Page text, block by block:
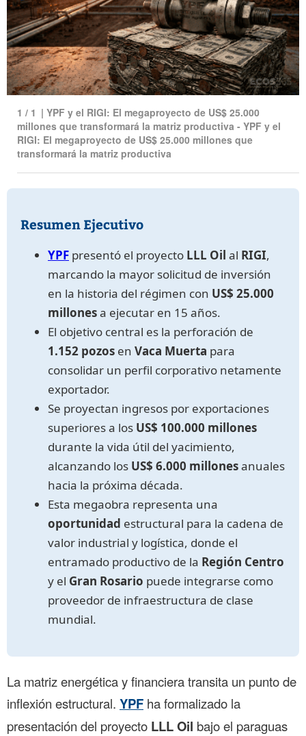
1 / 1 | YPF y el RIGI: El megaproyecto de US$ 25.000
millones que transformará la matriz productiva - YPF y el
RIGI: El megaproyecto de US$ 25.000 millones que
transformará la matriz productiva
Resumen Ejecutivo
YPF presentó el proyecto LLL Oil al RIGI,
marcando la mayor solicitud de inversión
en la historia del régimen con US$ 25.000
millonesa ejecutar en 15 años.
El objetivo central es la perforación de
1.152 pozos en Vaca Muerta para
consolidar un perfil corporativo netamente
exportador.
Se proyectan ingresos por exportaciones
superiores a los US$ 100.000 millones
durante la vida útil del yacimiento,
alcanzando los US$ 6.000 millonesanuales
hacia la próxima década.
Esta megaobra representa una
oportunidad estructural para la cadena de
valor industrial y logística, donde el
entramado productivo de la Región Centro
y el Gran Rosario puede integrarse como
proveedor de infraestructura de clase
mundial.
La matriz energética y financiera transita un punto de
inflexión estructural. YPF ha formalizado la
presentación del proyecto LLL Oil bajo el paraguas